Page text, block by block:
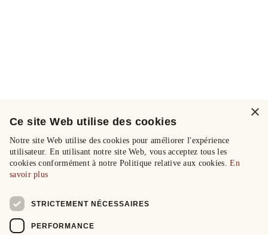
×
Ce site Web utilise des cookies
Notre site Web utilise des cookies pour améliorer l'expérience
utilisateur. En utilisant notre site Web, vous acceptez tous les
cookies conformément à notre Politique relative aux cookies.En
savoir plus
STRICTEMENT NÉCESSAIRES
PERFORMANCE